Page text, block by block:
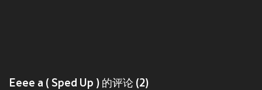
Eeee a ( Sped Up ) 的评论 (2)